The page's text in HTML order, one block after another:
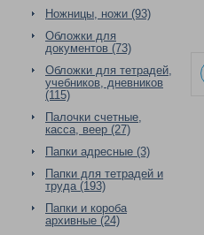
Ножницы, ножи (93)
Обложки для
документов (73)
Обложки для тетрадей,
учебников, дневников
(115)
Палочки счетные,
касса, веер (27)
Папки адресные (3)
Папки для тетрадей и
труда (193)
Папки и короба
архивные (24)